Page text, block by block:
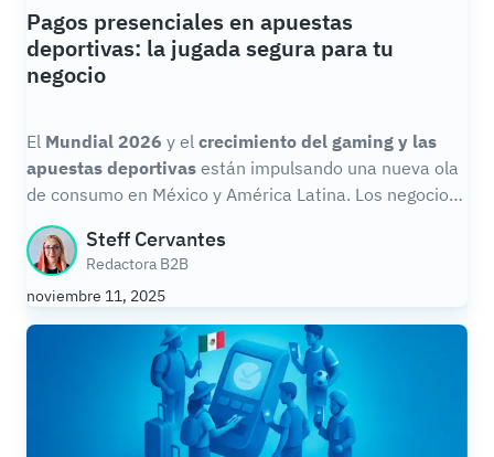
Pagos presenciales en apuestas
deportivas: la jugada segura para tu
negocio
El Mundial 2026 y el crecimiento del gaming y las
apuestas deportivas están impulsando una nueva ola
de consumo en México y América Latina. Los negocios
ligados al entretenimiento, como casas de apuestas,
bares, sports lounges y puntos de recarga, tienen la
oportunidad deaumentar sus ingresos si ofrecen
pagos presenciales rápidos, seguros y sin fricción.
Ahora,modernizar la experiencia de cobro no es una
tendencia: es la jugada más rentable.
las apuestas deportivas presenciales Las apuestas
deportivas ya no son un nicho: son una industria
continuamente en expansión. En México,
Steff Cervantes
Redactora B2B
noviembre 11, 2025